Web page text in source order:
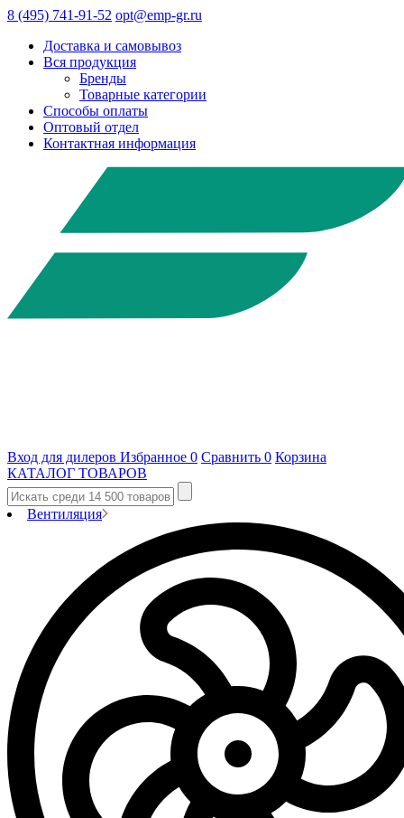
8 (495) 741-91-52 opt@emp-gr.ru
Доставка и самовывоз
Вся продукция
Бренды
Товарные категории
Способы оплаты
Оптовый отдел
Контактная информация
Вход для дилеров Избранное 0 Сравнить 0 Корзина
КАТАЛОГ ТОВАРОВ
Вентиляция